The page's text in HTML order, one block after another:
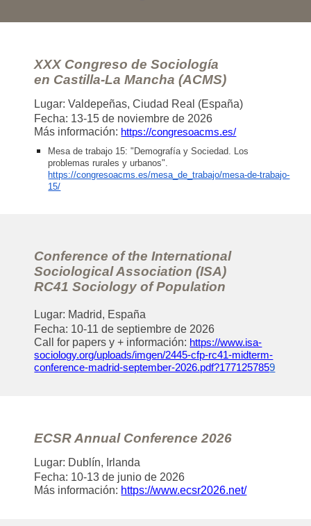
XXX Congreso de Sociología
en Castilla-La Mancha (ACMS)
Lugar:Valdepeñas, Ciudad Real (España)
Fecha: 13-15 de noviembre de 2026
Más información: https://congresoacms.es/
Mesa de trabajo 15: "Demografía y Sociedad. Los
problemas rurales y urbanos".
https://congresoacms.es/mesa_de_trabajo/mesa-de-trabajo-
15/
Conference of the International
Sociological Association (ISA)
RC41 Sociology of Population
Lugar: Madrid, España
Fecha: 10-11 deseptiembrede 2026
Call for papers y + información: https://www.isa-
sociology.org/uploads/imgen/2445-cfp-rc41-midterm-
conference-madrid-september-2026.pdf?1771257859
ECSR Annual Conference 2026
Lugar: Dublín, Irlanda
Fecha: 10-13 de junio de 2026
Más información: https://www.ecsr2026.net/